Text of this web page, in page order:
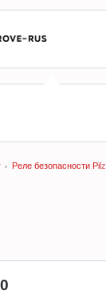
Реле безопасности Pilz